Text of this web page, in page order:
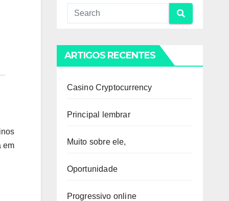
em
ARTIGOS RECENTES
Casino Cryptocurrency
Principal lembrar
Muito sobre ele,
Oportunidade
Progressivo online